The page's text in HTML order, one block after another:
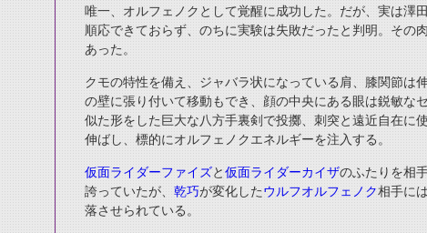
唯一、オルフェノクとして覚醒に成功した。だが、実は澤
順応できておらず、のちに実験は失敗だったと判明。その
あった。
クモの特性を備え、ジャバラ状になっている肩、膝関節は
の壁に張り付いて移動もでき、顔の中央にある眼は鋭敏な
似た形をした巨大な八方手裏剣で投擲、刺突と遠近自在に
伸ばし、標的にオルフェノクエネルギーを注入する。
仮面ライダーファイズと仮面ライダーカイザのふたりを相
誇っていたが、 乾巧が変化したウルフオルフェノク相手に
落させられている。